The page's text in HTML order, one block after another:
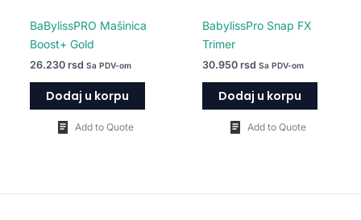
BaBylissPRO Mašinica
Boost+ Gold
26.230 rsd Sa PDV-om
Dodaj u korpu
Add to Quote
BabylissPro Snap FX
Trimer
30.950 rsd Sa PDV-om
Dodaj u korpu
Add to Quote